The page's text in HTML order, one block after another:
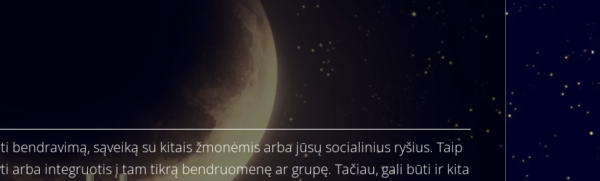
bendravimą, sąveiką su kitais žmonėmis arba jūsų socialinius ryšius. Taip
arba integruotis į tam tikrą bendruomenę ar grupę. Tačiau, gali būti ir kita